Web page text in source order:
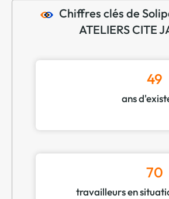
Chiffres clés de
ATELIERS CITE
49
ans
70
travailleurs en